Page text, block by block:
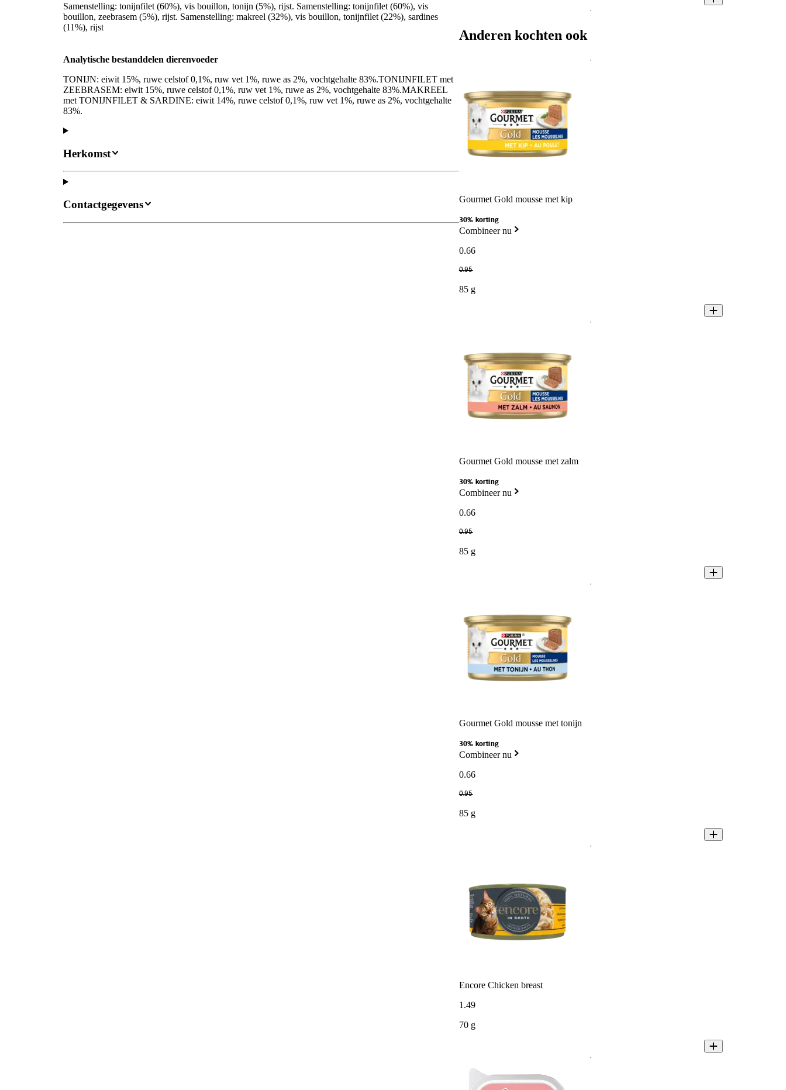
Samenstelling: tonijnfilet (60%), vis bouillon, tonijn (5%), rijst. Samenstelling: tonijnfilet (60%), vis
bouillon, zeebrasem (5%), rijst. Samenstelling: makreel (32%), vis bouillon, tonijnfilet (22%), sardines
(11%), rijst
Analytische bestanddelen dierenvoeder
TONIJN: eiwit 15%, ruwe celstof 0,1%, ruw vet 1%, ruwe as 2%, vochtgehalte 83%.TONIJNFILET met
ZEEBRASEM: eiwit 15%, ruwe celstof 0,1%, ruw vet 1%, ruwe as 2%, vochtgehalte 83%.MAKREEL
met TONIJNFILET & SARDINE: eiwit 14%, ruwe celstof 0,1%, ruw vet 1%, ruwe as 2%, vochtgehalte
83%.
Herkomst
Contactgegevens
Anderen kochten ook
Gourmet Gold mousse met kip
30% korting
Combineer nu
0.66
0.95
85 g
Gourmet Gold mousse met zalm
30% korting
Combineer nu
0.66
0.95
85 g
Gourmet Gold mousse met tonijn
30% korting
Combineer nu
0.66
0.95
85 g
Encore Chicken breast
1 .49
70 g